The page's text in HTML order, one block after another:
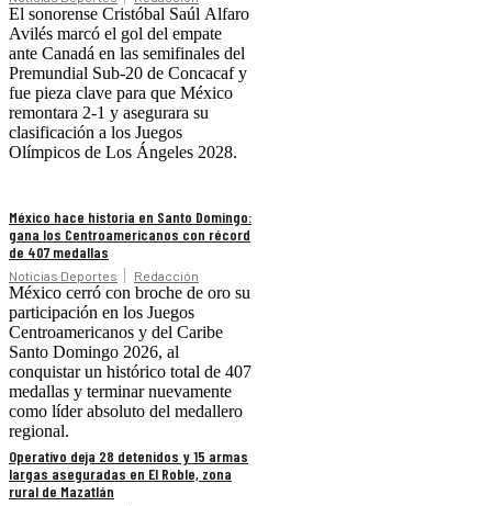
El sonorense Cristóbal Saúl Alfaro
Avilés marcó el gol del empate
ante Canadá en las semifinales del
Premundial Sub-20 de Concacaf y
fue pieza clave para que México
remontara 2-1 y asegurara su
clasificación a los Juegos
Olímpicos de Los Ángeles 2028.
México hace historia en Santo Domingo:
gana los Centroamericanos con récord
de 407 medallas
Noticias Deportes Redacción
México cerró con broche de oro su
participación en los Juegos
Centroamericanos y del Caribe
Santo Domingo 2026, al
conquistar un histórico total de 407
medallas y terminar nuevamente
como líder absoluto del medallero
regional.
Operativo deja 28 detenidos y 15 armas
largas aseguradas en El Roble, zona
rural de Mazatlán